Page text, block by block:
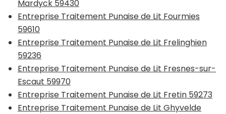
Mardyck 59430
Entreprise Traitement Punaise de Lit Fourmies
59610
Entreprise Traitement Punaise de Lit Frelinghien
59236
Entreprise Traitement Punaise de Lit Fresnes-sur-
Escaut 59970
Entreprise Traitement Punaise de Lit Fretin 59273
Entreprise Traitement Punaise de Lit Ghyvelde